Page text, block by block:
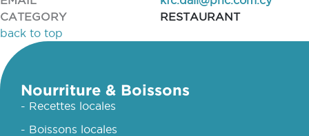
CATEGORY
RESTAURANT
back to top
Nourriture & Boissons
- Recettes locales
- Boissons locales